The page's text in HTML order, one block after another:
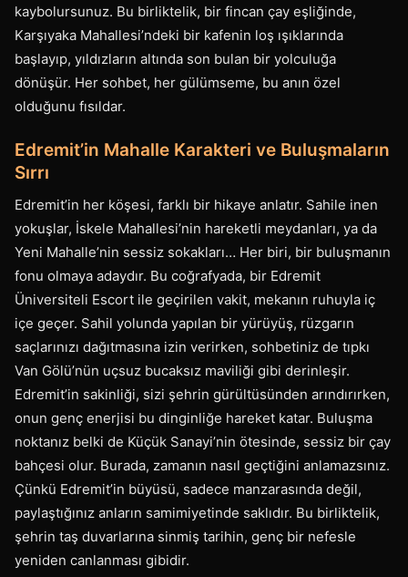
kaybolursunuz. Bu birliktelik, bir fincan çay eşliğinde,
Karşıyaka Mahallesi’ndeki bir kafenin loş ışıklarında
başlayıp, yıldızların altında son bulan bir yolculuğa
dönüşür. Her sohbet, her gülümseme, bu anın özel
olduğunu fısıldar.
Edremit’in Mahalle Karakteri ve Buluşmaların
Sırrı
Edremit’in her köşesi, farklı bir hikaye anlatır. Sahile inen
yokuşlar, İskele Mahallesi’nin hareketli meydanları, ya da
Yeni Mahalle’nin sessiz sokakları… Her biri, bir buluşmanın
fonu olmaya adaydır. Bu coğrafyada, bir Edremit
Üniversiteli Escort ile geçirilen vakit, mekanın ruhuyla iç
içe geçer. Sahil yolunda yapılan bir yürüyüş, rüzgarın
saçlarınızı dağıtmasına izin verirken, sohbetiniz de tıpkı
Van Gölü’nün uçsuz bucaksız maviliği gibi derinleşir.
Edremit’in sakinliği, sizi şehrin gürültüsünden arındırırken,
onun genç enerjisi bu dinginliğe hareket katar. Buluşma
noktanız belki de Küçük Sanayi’nin ötesinde, sessiz bir çay
bahçesi olur. Burada, zamanın nasıl geçtiğini anlamazsınız.
Çünkü Edremit’in büyüsü, sadece manzarasında değil,
paylaştığınız anların samimiyetinde saklıdır. Bu birliktelik,
şehrin taş duvarlarına sinmiş tarihin, genç bir nefesle
yeniden canlanması gibidir.